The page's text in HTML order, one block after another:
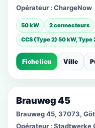
Opérateur : ChargeNow
50 kW
2 connecteurs
CCS (Type 2) 50 kW,
Fiche lieu Ville
Brauweg 45
Brauweg 45, 37073,
Opérateur : Stadtwerke